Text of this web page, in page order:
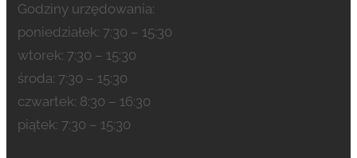
Godziny urzędowania:
poniedziałek: 7:30 – 15:30
wtorek: 7:30 – 15:30
środa: 7:30 – 15:30
czwartek: 8:30 – 16:30
piątek: 7:30 – 15:30